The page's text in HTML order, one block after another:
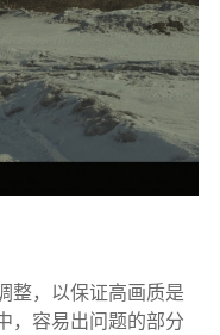
整，以保证高画质是
，容易出问题的部分